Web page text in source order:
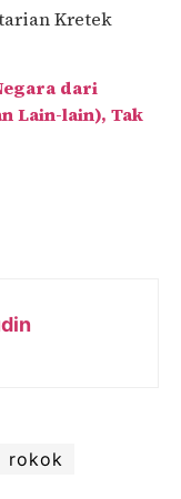
Kretek
dari
Lain-lain), Tak
rokok